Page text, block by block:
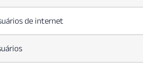
de internet